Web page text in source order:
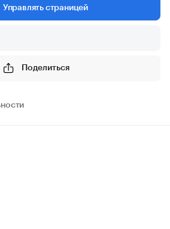
Управлять страницей
Поделиться